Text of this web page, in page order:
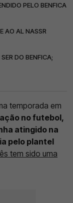
PELO BENFICA
AO AL NASSR
DO BENFICA;
temporada em
no futebol,
atingido na
pelo plantel
tem sido uma